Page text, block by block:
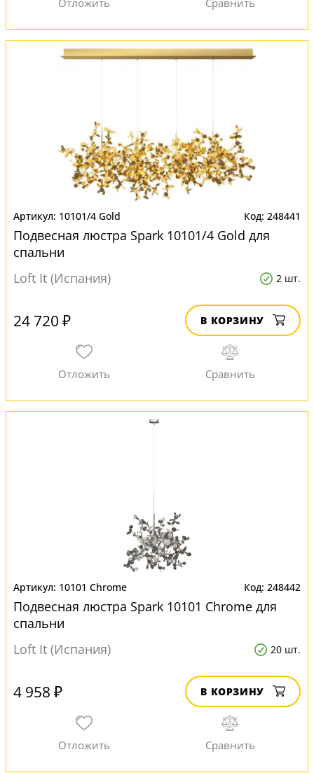
10101/4 Gold 248441
Подвесная люстра Spark 10101/4 Gold для
спальни
Loft It (Испания)
2 шт.
24 720 ₽ В КОРЗИНУ
10101 Chrome 248442
Подвесная люстра Spark 10101 Chrome для
спальни
Loft It (Испания)
20 шт.
4 958 ₽ В КОРЗИНУ